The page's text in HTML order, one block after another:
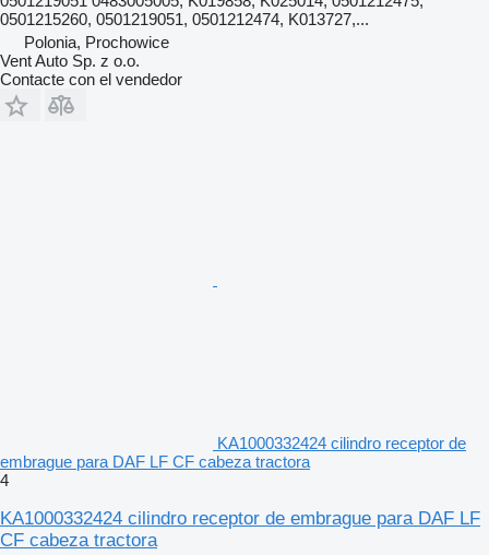
0501215260, 0501219051, 0501212474, K013727,...
Polonia, Prochowice
Vent Auto Sp. z o.o.
Contacte con el vendedor
KA1000332424 cilindro receptor de
embrague para DAF LF CF cabeza tractora
4
KA1000332424 cilindro receptor de embrague para DAF LF
CF cabeza tractora